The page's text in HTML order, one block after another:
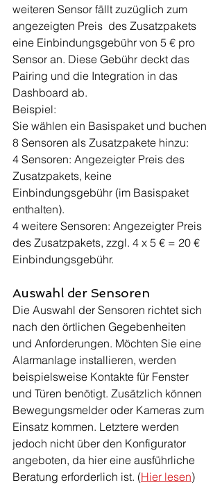
weiteren Sensor fällt zuzüglich zum
angezeigten Preis  des Zusatzpakets
eine Einbindungsgebühr von 5 € pro
Sensor an. Diese Gebühr deckt das
Pairing und die Integration in das
Dashboard ab.
Beispiel:
Sie wählen ein Basispaket und buchen
8 Sensoren als Zusatzpakete hinzu:
4 Sensoren: Angezeigter Preis des
Zusatzpakets, keine
Einbindungsgebühr (im Basispaket
enthalten).
4 weitere Sensoren: Angezeigter Preis
des Zusatzpakets, zzgl. 4 x 5 € = 20 €
Einbindungsgebühr.
Auswahl der Sensoren
Die Auswahl der Sensoren richtet sich
nach den örtlichen Gegebenheiten
und Anforderungen. Möchten Sie eine
Alarmanlage installieren, werden
beispielsweise Kontakte für Fenster
und Türen benötigt. Zusätzlich können
Bewegungsmelder oder Kameras zum
Einsatz kommen. Letztere werden
jedoch nicht über den Konfigurator
angeboten, da hier eine ausführliche
Beratung erforderlich ist. (Hier lesen)